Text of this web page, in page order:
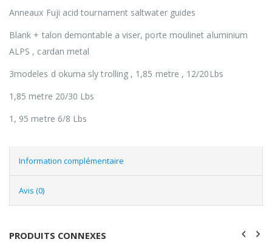
Anneaux Fuji acid tournament saltwater guides
Blank + talon demontable a viser, porte moulinet aluminium
ALPS , cardan metal
3modeles d okuma sly trolling , 1,85 metre , 12/20Lbs
1,85 metre 20/30 Lbs
1, 95 metre 6/8 Lbs
Information complémentaire
Avis (0)
PRODUITS CONNEXES